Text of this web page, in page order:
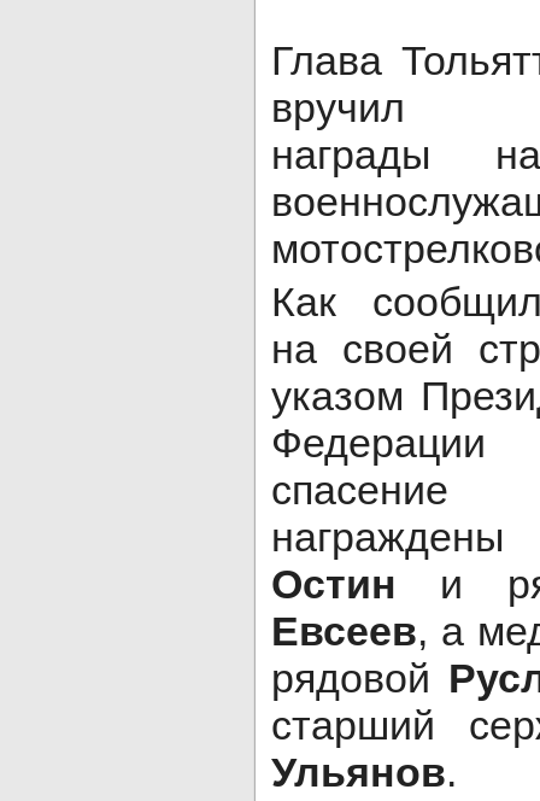
Глава
вручил
награды
Как
на своей
указом
спасение
Остин и
Евсеев, а
рядовой
старший
Ульянов.